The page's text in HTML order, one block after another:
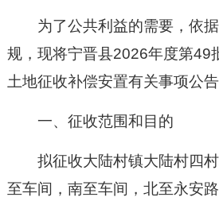
为了公共利益的需要，依
规，现将宁晋县2026年度第49
土地征收补偿安置有关事项公告
一、征收范围和目的
拟征收大陆村镇大陆村四
至车间，南至车间，北至永安